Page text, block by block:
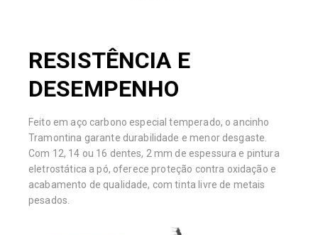
RESISTÊNCIA E
DESEMPENHO
Feito em aço carbono especial temperado, o ancinho
Tramontina garante durabilidade e menor desgaste.
Com 12, 14 ou 16 dentes, 2 mm de espessura e pintura
eletrostática a pó, oferece proteção contra oxidação e
acabamento de qualidade, com tinta livre de metais
pesados.